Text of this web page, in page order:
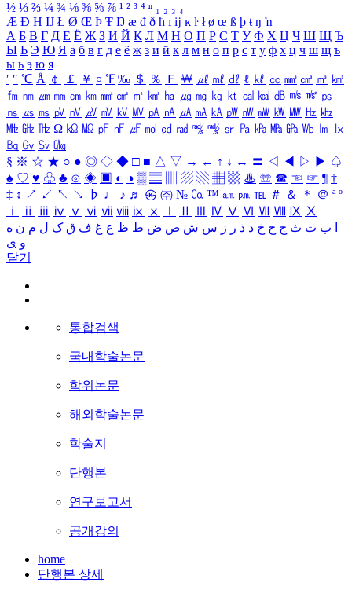
½ ⅓ ⅔ ¼ ¾ ⅛ ⅜ ⅝ ⅞ ¹ ² ³ ⁴ ⁿ ₁ ₂ ₃ ₄
Æ Ð Ħ Ĳ Ł Ø Œ Þ Ŧ Ŋ æ đ ð ħ ı ĳ ĸ ŀ ł ø œ ß þ ŧ ŋ ŉ
А Б В Г Д Е Ё Ж З И Й К Л М Н О П Р С Т У Ф Х Ц Ч Ш Щ Ъ
Ы Ь Э Ю Я а б в г д е ё ж з и й к л м н о п р с т у ф х ц ч ш щ ъ
ы ь э ю я
′ ″ ℃ Å ￠ ￡ ￥ ¤ ℉ ‰ ＄ ％ Ｆ ￦ ㎕ ㎖ ㎗ ℓ ㎘ ㏄ ㎣ ㎤ ㎥ ㎦
㎙ ㎚ ㎛ ㎜ ㎝ ㎞ ㎟ ㎠ ㎡ ㎢ ㏊ ㎍ ㎎ ㎏ ㏏ ㎈ ㎉ ㏈ ㎧ ㎨ ㎰
㎱ ㎲ ㎳ ㎴ ㎵ ㎶ ㎷ ㎸ ㎹ ㎀ ㎁ ㎂ ㎃ ㎄ ㎺ ㎻ ㎽ ㎾ ㎿ ㎐ ㎑
㎒ ㎓ ㎔ Ω ㏀ ㏁ ㎊ ㎋ ㎌ ㏖ ㏅ ㎭ ㎮ ㎯ ㏛ ㎩ ㎪ ㎫ ㎬ ㏝ ㏐
㏓
㏃ ㏉ ㏜ ㏆
§ ※ ☆ ★ ○ ● ◎ ◇ ◆ □ ■ △ ▽ → ← ↑ ↓ ↔ 〓 ◁ ◀ ▷ ▶ ♤
♠ ♡ ♥ ♧ ♣ ⊙ ◈ ▣ ◐ ◑ ▒ ▤ ▨ ▧ ▦ ▩ ♨ ☏ ☎ ☜ ☞ ¶ †
‡ ↕ ↗ ↙ ↖ ↘ ♭ ♩ ♪ ♬ ㉿ ㈜ № ㏇ ™ ㏂ ㏘ ℡ ＃ ＆ ＊ ＠ ª º
ⅰ
ⅱ ⅲ ⅳ ⅴ ⅵ ⅶ ⅷ ⅸ ⅹ Ⅳ Ⅴ Ⅵ Ⅶ Ⅷ Ⅸ Ⅹ
ب ت ث ج ح خ د ذ ر ز س ش ص ض ط ظ ع غ ف ق ک ل م ن ه
و ی
닫기
통합검색
국내학술논문
학위논문
해외학술논문
학술지
단행본
연구보고서
공개강의
home
단행본 상세